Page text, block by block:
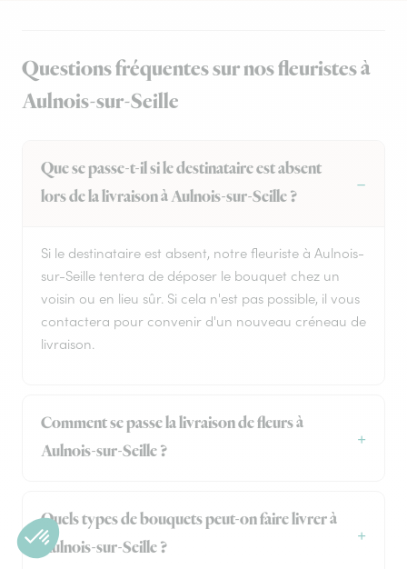
Questions fréquentes sur nos fleuristes à
Aulnois-sur-Seille
Que se passe-t-il si le destinataire est absent
lors de la livraison à Aulnois-sur-Seille ?
Si le destinataire est absent, notre fleuriste à Aulnois-
sur-Seille tentera de déposer le bouquet chez un
voisin ou en lieu sûr. Si cela n'est pas possible, il vous
contactera pour convenir d'un nouveau créneau de
livraison.
Comment se passe la livraison de fleurs à
Aulnois-sur-Seille ?
Quels types de bouquets peut-on faire livrer à
Aulnois-sur-Seille ?